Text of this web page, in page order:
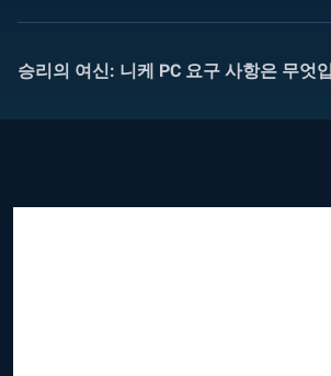
승리의 여신: 니케 PC 요구 사항은 무엇